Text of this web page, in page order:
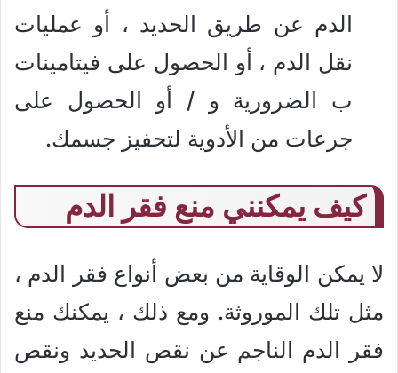
الدم عن طريق الحديد ، أو عمليات
نقل الدم ، أو الحصول على فيتامينات
ب الضرورية و / أو الحصول على
جرعات من الأدوية لتحفيز جسمك.
كيف يمكنني منع فقر الدم
لا يمكن الوقاية من بعض أنواع فقر الدم ،
مثل تلك الموروثة. ومع ذلك ، يمكنك منع
فقر الدم الناجم عن نقص الحديد ونقص